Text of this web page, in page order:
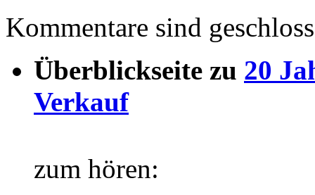
Kommentare sind
Überblickseite zu 20
Verkauf
zum hören: